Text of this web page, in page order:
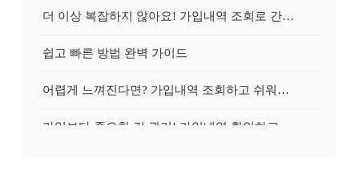
더 이상 복잡하지 않아요! 가입내역 조회로 간편하게 청구!
쉽고 빠른 방법 완벽 가이드
어렵게 느껴진다면? 가입내역 조회하고 쉬워지는 마법!